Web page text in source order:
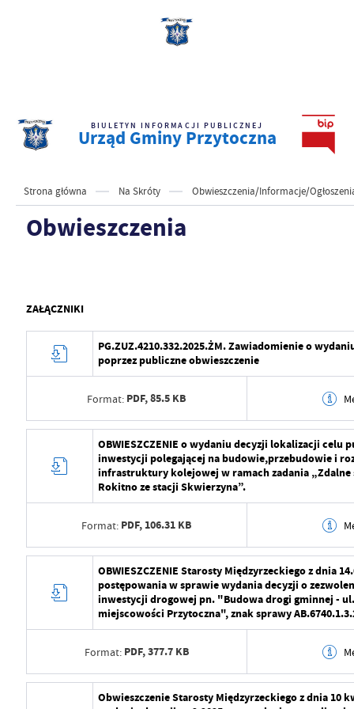
BIULETYN INFORMACJI PUBLICZNEJ
Urząd Gminy Przytoczna
Strona główna Na Skróty Obwieszczenia/Informacje/
Obwieszczenia
ZAŁĄCZNIKI
PG.ZUZ.4210.332.2025.ŻM. Zawiadomienie o
poprzez publiczne obwieszczenie
Format: PDF,85.5 KB
Wytworzył Krzysztof Cebula
Opublikował Justyna
Data ostatniej aktualizacji 2026-01-19
Ostatnio zaktualizował Justyna
OBWIESZCZENIE o wydaniu decyzji lokalizacji celu
inwestycji polegającej na budowie,przebudowie i
infrastruktury kolejowej w ramach zadania „Zdalne
Rokitno ze stacji Skwierzyna”.
Format: PDF, 106.31 KB
Wytworzył Katarzyna
Data opublikowania 2025-10-06
Opublikował Justyna
Data ostatniej aktualizacji 2025-10-06
OBWIESZCZENIE Starosty Międzyrzeckiego z dnia
postępowania w sprawie wydania decyzji o
inwestycji drogowej pn. "Budowa drogi gminnej -
miejscowości Przytoczna", znak sprawy
Format: PDF,377.7 KB
Obwieszczenie Starosty Międzyrzeckiego z dnia 10